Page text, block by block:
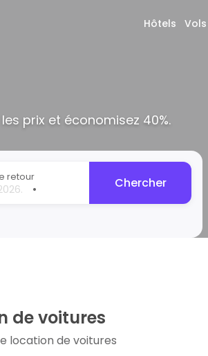
Hôtels Vols
prix et économisez 40%.
retour
• Chercher
de voitures
location de voitures